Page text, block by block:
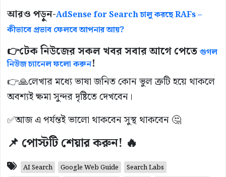
আরও পড়ুন-AdSense for Search চালু করছে RAFs –
কীভাবে প্রভাব ফেলবে আপনার আয়?
👉টেক নিউজের সকল খবর সবার আগে পেতেগুগল
নিউজ চ্যানেল ফলো করুন!
👉🙏লেখার মধ্যে ভাষা জনিত কোন ভুল ত্রুটি হয়ে থাকলে
অবশ্যই ক্ষমা সুন্দর দৃষ্টিতে দেখবেন।
✅আজ এ পর্যন্তই ভালো থাকবেন সুস্থ থাকবেন 🤔
📌 পোস্টটি শেয়ার করুন! 🔥
AI Search Google Web Guide
Search Labs